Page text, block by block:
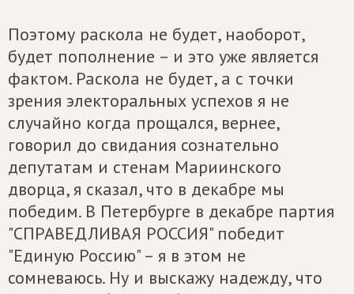
Поэтому раскола не будет, наоборот,
будет пополнение – и это уже является
фактом. Раскола не будет, а с точки
зрения электоральных успехов я не
случайно когда прощался, вернее,
говорил до свидания сознательно
депутатам и стенам Мариинского
дворца, я сказал, что в декабре мы
победим. В Петербурге в декабре партия
"СПРАВЕДЛИВАЯ РОССИЯ" победит
"Единую Россию" – я в этом не
сомневаюсь. Ну и выскажу надежду, что